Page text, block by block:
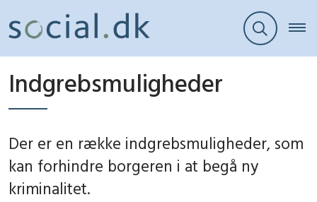
Indgrebsmuligheder
Der er en række indgrebsmuligheder, som
kan forhindre borgeren i at begå ny
kriminalitet.